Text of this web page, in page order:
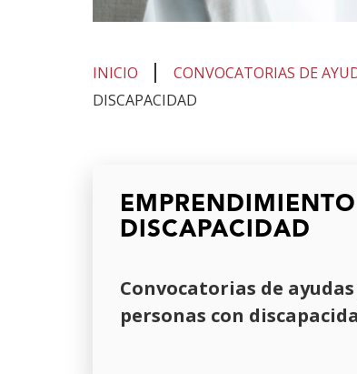
INICIO CONVOCATORIAS DE
DISCAPACIDAD
DISCAPACIDAD
Convocatorias de
personas con